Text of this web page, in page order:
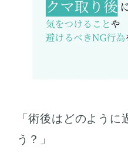
「術後はどのよう
う？」